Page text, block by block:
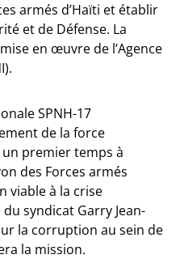
armés d’Haïti et établir
et de Défense. La
en œuvre de l’Agence
SPNH-17
de la force
premier temps à
des Forces armés
viable à la crise
syndicat Garry Jean-
la corruption au sein de
la mission.